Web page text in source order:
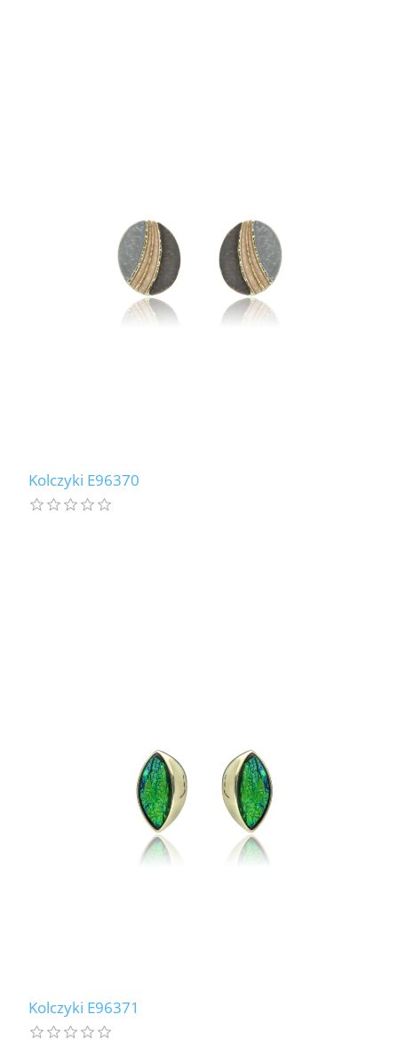
Kolczyki E96370
Kolczyki E96371